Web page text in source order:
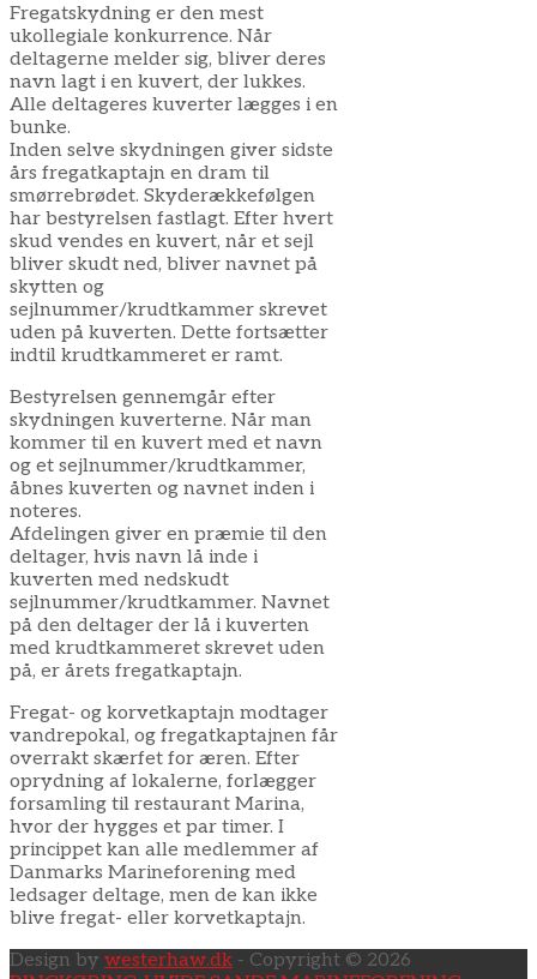
Fregatskydning er den mest
ukollegiale konkurrence. Når
deltagerne melder sig, bliver deres
navn lagt i en kuvert, der lukkes.
Alle deltageres kuverter lægges i en
bunke.
Inden selve skydningen giver sidste
års fregatkaptajn en dram til
smørrebrødet. Skyderækkefølgen
har bestyrelsen fastlagt. Efter hvert
skud vendes en kuvert, når et sejl
bliver skudt ned, bliver navnet på
skytten og
sejlnummer/krudtkammer skrevet
uden på kuverten. Dette fortsætter
indtil krudtkammeret er ramt.
Bestyrelsen gennemgår efter
skydningen kuverterne. Når man
kommer til en kuvert med et navn
og et sejlnummer/krudtkammer,
åbnes kuverten og navnet inden i
noteres.
Afdelingen giver en præmie til den
deltager, hvis navn lå inde i
kuverten med nedskudt
sejlnummer/krudtkammer. Navnet
på den deltager der lå i kuverten
med krudtkammeret skrevet uden
på, er årets fregatkaptajn.
Fregat- og korvetkaptajn modtager
vandrepokal, og fregatkaptajnen får
overrakt skærfet for æren. Efter
oprydning af lokalerne, forlægger
forsamling til restaurant Marina,
hvor der hygges et par timer. I
princippet kan alle medlemmer af
Danmarks Marineforening med
ledsager deltage, men de kan ikke
blive fregat- eller korvetkaptajn.
Design by westerhaw.dk - Copyright © 2026